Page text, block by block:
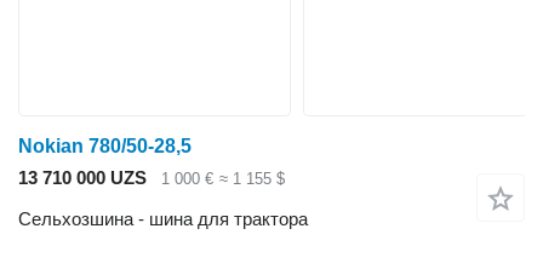
Nokian 780/50-28,5
13 710 000 UZS
1 000 € ≈ 1 155 $
Сельхозшина - шина для трактора